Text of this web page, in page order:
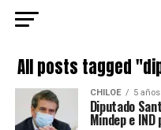
All posts tagged
CHILOE 5
Diputado
Mindep e